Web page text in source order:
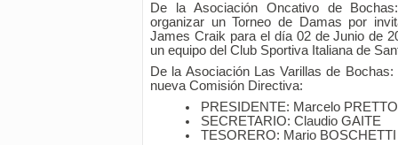
De la Asociación Oncativo de
organizar un Torneo de Damas por
James Craik para el día 02 de Junio de
un equipo del Club Sportiva Italiana de
De la Asociación Las Varillas de
nueva Comisión Directiva:
PRESIDENTE: Marcelo PRETTO
SECRETARIO: Claudio GAITE
TESORERO: Mario BOSCHETTI